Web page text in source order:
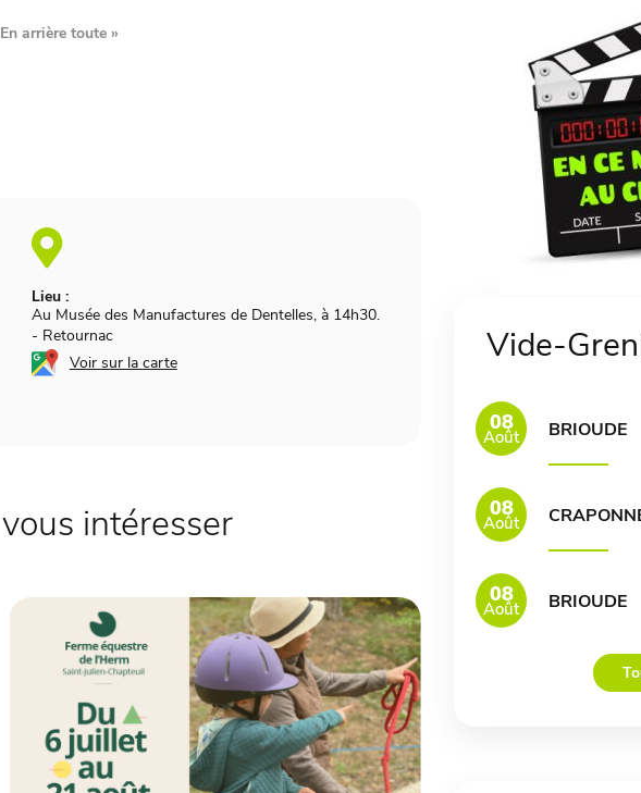
Lieu :
Au Musée des Manufactures de Dentelles, à 14h30.
- Retournac
Voir sur la carte
En arrière toute »
intéresser
Vide-
08
Août BRIOUDE
08
Août
08
Août BRIOUDE